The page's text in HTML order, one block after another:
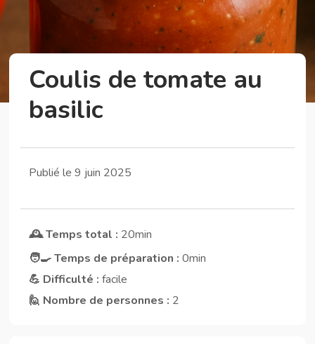
Coulis de tomate au
basilic
Publié le 9 juin 2025
🕰️ Temps total : 20min
🧑‍🍳 Temps de préparation : 0min
💪 Difficulté : facile
🙋 Nombre de personnes : 2